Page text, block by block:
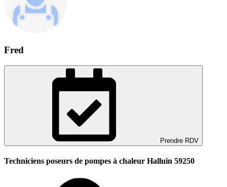
Fred
Prendre RDV
Techniciens poseurs de pompes à chaleur Halluin 59250